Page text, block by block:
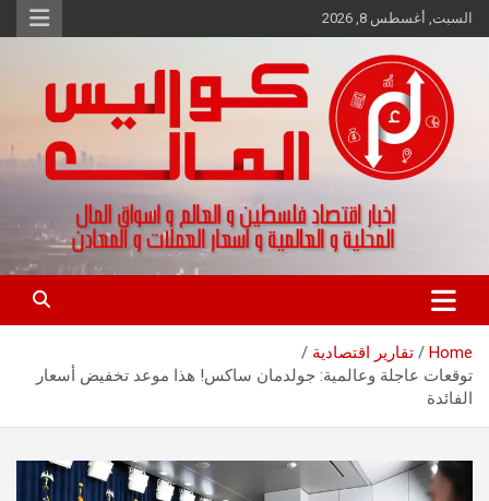
Skip
to
السبت, أغسطس 8, 2026
كواليس المال
اخبار اقتصاد فلسطين و العالم و تقارير اسواق المال و العملات
Home
تقارير اقتصادية
توقعات عاجلة وعالمية: جولدمان ساكس! هذا موعد تخفيض أسعار
الفائدة